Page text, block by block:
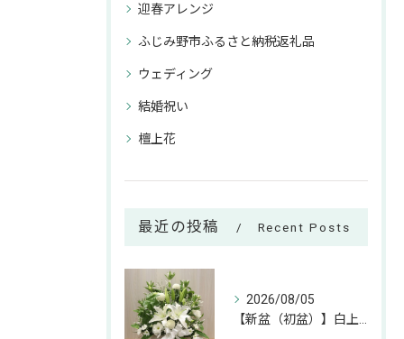
迎春アレンジ
ふじみ野市ふるさと納税返礼品
ウェディング
結婚祝い
檀上花
最近の投稿 Recent Posts
2026/08/05